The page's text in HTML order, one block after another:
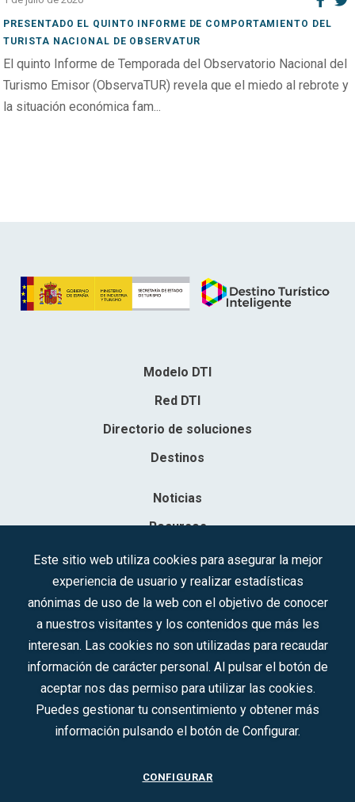
PRESENTADO EL QUINTO INFORME DE COMPORTAMIENTO DEL
TURISTA NACIONAL DE OBSERVATUR
El quinto Informe de Temporada del Observatorio Nacional del
Turismo Emisor (ObservaTUR) revela que el miedo al rebrote y
la situación económica fam...
Modelo DTI
Red DTI
Directorio de soluciones
Destinos
Noticias
Recursos
Contacto
Sociedad Mercantil Estatal para la Gestión de la Innovación y las
C.I.F.: A-81/874.984
Síguenos en redes sociales:
CONTACTO
Este sitio web utiliza cookies para asegurar la mejor
experiencia de usuario y realizar estadísticas
anónimas de uso de la web con el objetivo de conocer
a nuestros visitantes y los contenidos que más les
interesan. Las cookies no son utilizadas para recaudar
información de carácter personal. Al pulsar el botón de
aceptar nos das permiso para utilizar las cookies.
Puedes gestionar tu consentimiento y obtener más
información pulsando el botón de Configurar.
CONFIGURAR